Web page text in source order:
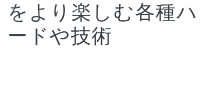
をより楽しむ各種ハ
ードや技術